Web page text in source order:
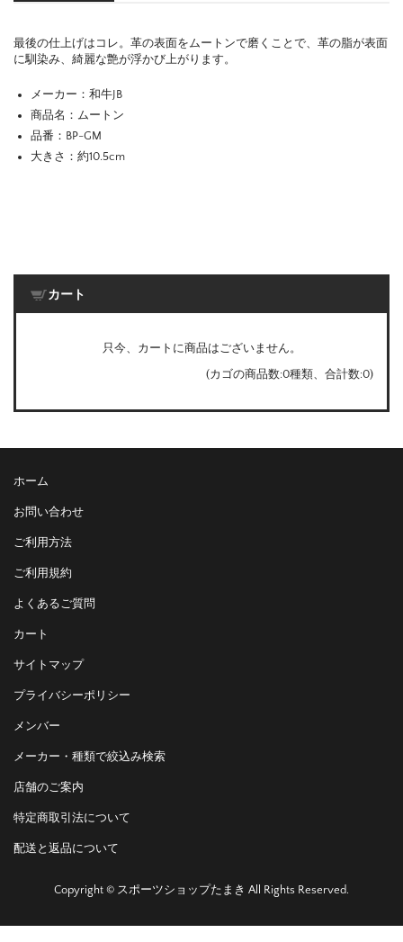
最後の仕上げはコレ。革の表面をムートンで磨くことで、革の脂が表面
に馴染み、綺麗な艶が浮かび上がります。
メーカー：和牛JB
商品名：ムートン
品番：BP-GM
大きさ：約10.5cm
カート
只今、カートに商品はございません。
(カゴの商品数:0種類、合計数:0)
ホーム
お問い合わせ
ご利用方法
ご利用規約
よくあるご質問
カート
サイトマップ
プライバシーポリシー
メンバー
メーカー・種類で絞込み検索
店舗のご案内
特定商取引法について
配送と返品について
Copyright © スポーツショップたまき All Rights Reserved.